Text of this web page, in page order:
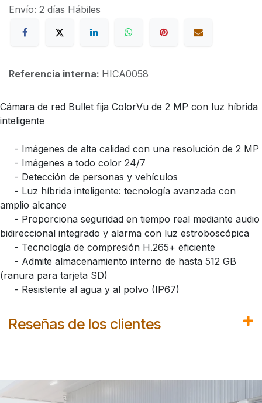
Envío: 2 días Hábiles
Referencia interna: HICA0058
Cámara de red Bullet fija ColorVu de 2 MP con luz híbrida
inteligente
- Imágenes de alta calidad con una resolución de 2 MP
- Imágenes a todo color 24/7
- Detección de personas y vehículos
- Luz híbrida inteligente: tecnología avanzada con
amplio alcance
- Proporciona seguridad en tiempo real mediante audio
bidireccional integrado y alarma con luz estroboscópica
- Tecnología de compresión H.265+ eficiente
- Admite almacenamiento interno de hasta 512 GB
(ranura para tarjeta SD)
- Resistente al agua y al polvo (IP67)
Reseñas de los clientes